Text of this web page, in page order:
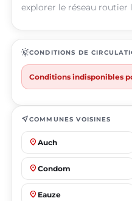
explorer le réseau routier
routineCONDITIONS DE
Conditions indisponibles
near_meCOMMUNES VOISINES
place Auch
place Condom
place Eauze